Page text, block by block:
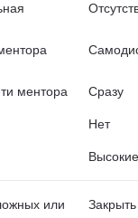
ментора Сразу
Нет
Высокие
или